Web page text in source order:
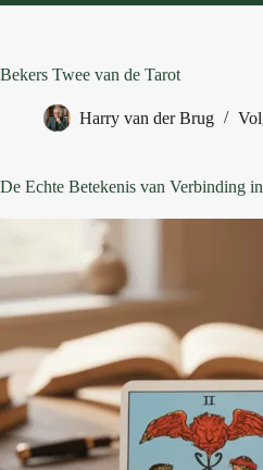
Bekers Twee van de Tarot
Harry van der Brug
De Echte Betekenis van Verbinding